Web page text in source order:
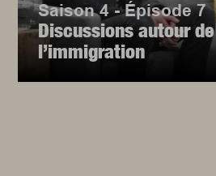
Saison 4 - Épisode 7
Discussions autour de
l’immigration